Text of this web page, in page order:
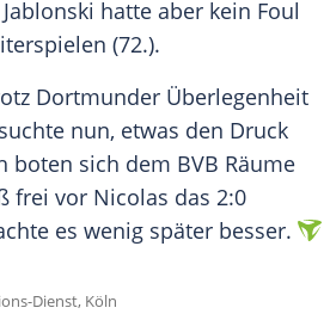
hatte aber kein Foul
(72.).
Dortmunder Überlegenheit
nun, etwas den Druck
boten sich dem BVB Räume
frei vor Nicolas das 2:0
es wenig später besser.
Dienst, Köln